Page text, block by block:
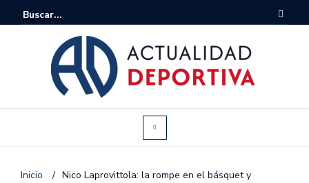
Inicio / Nico Laprovittola: la rompe en el básquet y